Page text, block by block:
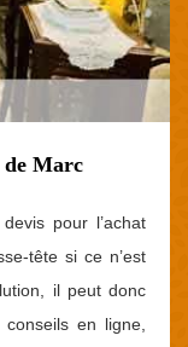
Marc
pour l’achat
tête si ce n’est
il peut donc
en ligne,